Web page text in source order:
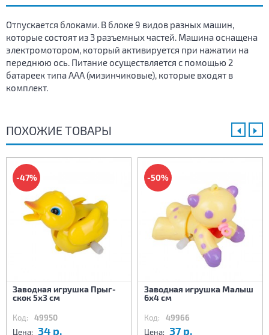
Отпускается блоками. В блоке 9 видов разных машин,
которые состоят из 3 разъемных частей. Машина оснащена
электромотором, который активируется при нажатии на
переднюю ось. Питание осуществляется с помощью 2
батареек типа ААА (мизинчиковые), которые входят в
комплект.
ПОХОЖИЕ ТОВАРЫ
-47%
Заводная игрушка Прыг-
скок 5х3 см
Код: 49950
Цена: 34 р.
-50%
Заводная игрушка Малыш
6х4 см
Код: 49966
Цена: 37 р.